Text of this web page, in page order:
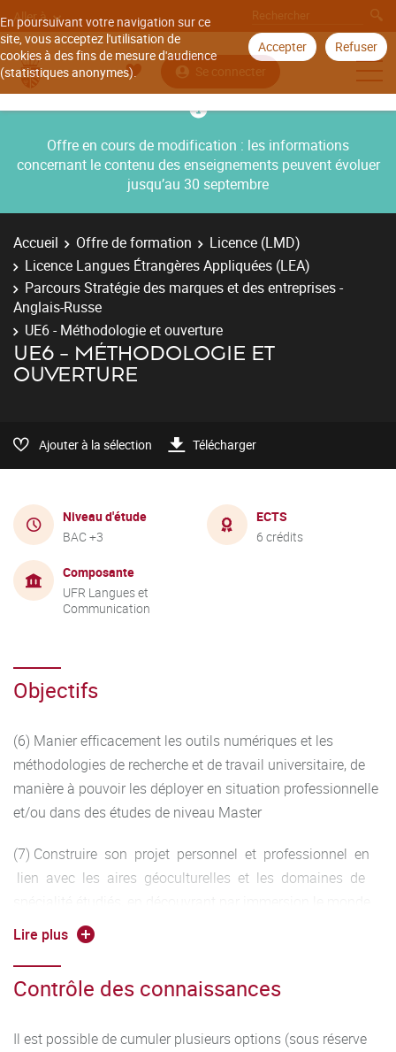
En poursuivant votre navigation sur ce
site, vous acceptez l'utilisation de
cookies à des fins de mesure d'audience
(statistiques anonymes).
Accepter Refuser
Aller à
Se connecter
Offre en cours de modification : les informations
concernant le contenu des enseignements peuvent évoluer
jusqu’au 30 septembre
Accueil Offre de formation
Licence (LMD)
Licence Langues Étrangères Appliquées (LEA)
Parcours Stratégie des marques et des entreprises -
Anglais-Russe
UE6 - Méthodologie et ouverture
UE6 - MÉTHODOLOGIE ET
OUVERTURE
Ajouter à la sélection Télécharger
Niveau d'étude
BAC +3
ECTS
6 crédits
Composante
UFR Langues et
Communication
Objectifs
(6) Manier efficacement les outils numériques et les
méthodologies de recherche et de travail universitaire, de
manière à pouvoir les déployer en situation professionnelle
et/ou dans des études de niveau Master
(7) Construire son projet personnel et professionnel en
lien avec les aires géoculturelles et les domaines de
de l’entreprise.
Lire plus
Contrôle des connaissances
Il est possible de cumuler plusieurs options (sous réserve